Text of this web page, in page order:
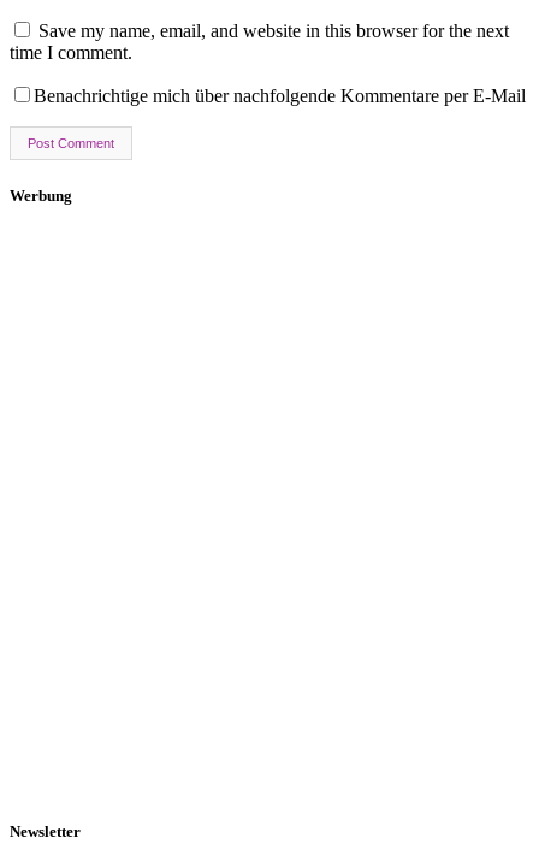
Save my name, email, and website in this browser for the next
time I comment.
Benachrichtige mich über nachfolgende Kommentare per E-Mail
Werbung
Newsletter